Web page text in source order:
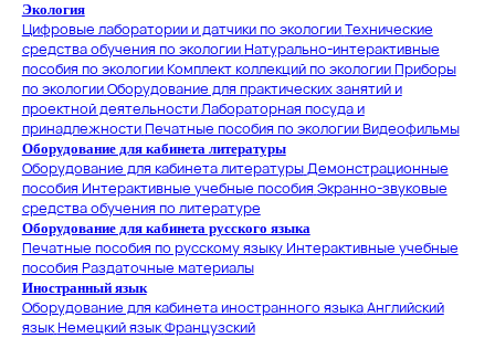
Экология
Цифровые лаборатории и датчики по экологииТехнические
средства обучения по экологииНатурально-интерактивные
пособия по экологииКомплект коллекций по экологииПриборы
по экологииОборудование для практических занятий и
проектной деятельностиЛабораторная посуда и
принадлежностиПечатные пособия по экологииВидеофильмы
Оборудование для кабинета литературы
Оборудование для кабинета литературыДемонстрационные
пособия Интерактивные учебные пособияЭкранно-звуковые
средства обучения по литературе
Оборудование для кабинета русского языка
Печатные пособия по русскому языку Интерактивные учебные
пособияРаздаточные материалы
Иностранный язык
Оборудование для кабинета иностранного языкаАнглийский
языкНемецкий языкФранцузский